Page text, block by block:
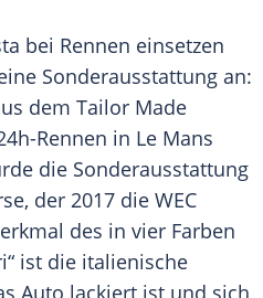
bei Rennen einsetzen
Sonderausstattung an:
dem Tailor Made
Rennen in Le Mans
die Sonderausstattung
, der 2017 die WEC
des in vier Farben
ist die italienische